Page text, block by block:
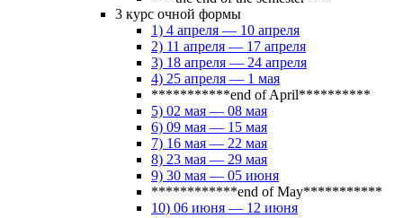
3 курс очной формы
1) 4 апреля — 10 апреля
2) 11 апреля — 17 апреля
3) 18 апреля — 24 апреля
4) 25 апреля — 1 мая
***********end of April**********
5) 02 мая — 08 мая
6) 09 мая — 15 мая
7) 16 мая — 22 мая
8) 23 мая — 29 мая
9) 30 мая — 05 июня
************end of May***********
10) 06 июня — 12 июня